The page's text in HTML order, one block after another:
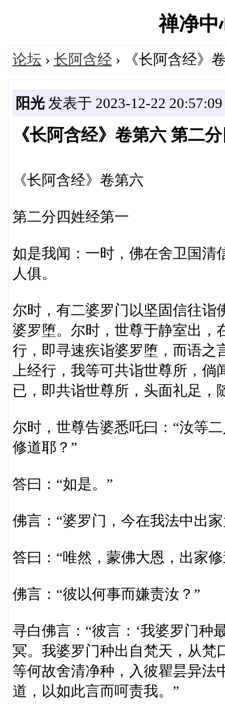
禅净中
论坛 › 长阿含经› 《长阿含经》
阳光发表于 2023-12-22 20:57:09
《长阿含经》卷第六 第二
《长阿含经》卷第六
第二分四姓经第一
如是我闻：一时，佛在舍卫国清
人俱。
尔时，有二婆罗门以坚固信往诣
婆罗堕。尔时，世尊于静室出，
行，即寻速疾诣婆罗堕，而语之
上经行，我等可共诣世尊所，
已，即共诣世尊所，头面礼足，
尔时，世尊告婆悉吒曰：“汝等
修道耶？”
答曰：“如是。”
佛言：“婆罗门，今在我法中出
答曰：“唯然，蒙佛大恩，出家
佛言：“彼以何事而嫌责汝？”
寻白佛言：“彼言：‘我婆罗门种
冥。我婆罗门种出自梵天，从梵
等何故舍清净种，入彼瞿昙异法
道，以如此言而呵责我。”